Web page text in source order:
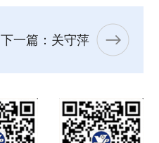
下一篇：关守萍